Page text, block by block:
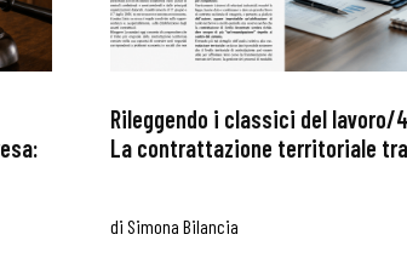
Rileggendo i classici del lavoro/
La contrattazione territoriale
di Simona Bilancia